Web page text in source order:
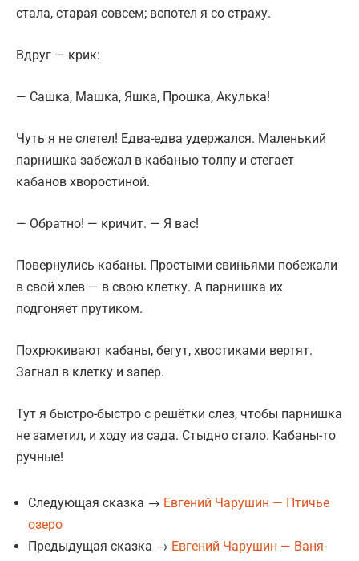
стала, старая совсем; вспотел я со страху.
Вдруг — крик:
— Сашка, Машка, Яшка, Прошка, Акулька!
Чуть я не слетел! Едва-едва удержался. Маленький
парнишка забежал в кабанью толпу и стегает
кабанов хворостиной.
— Обратно! — кричит. — Я вас!
Повернулись кабаны. Простыми свиньями побежали
в свой хлев — в свою клетку. А парнишка их
подгоняет прутиком.
Похрюкивают кабаны, бегут, хвостиками вертят.
Загнал в клетку и запер.
Тут я быстро-быстро с решётки слез, чтобы парнишка
не заметил, и ходу из сада. Стыдно стало. Кабаны-то
ручные!
Следующая сказка → Евгений Чарушин — Птичье
озеро
Предыдущая сказка → Евгений Чарушин — Ваня-